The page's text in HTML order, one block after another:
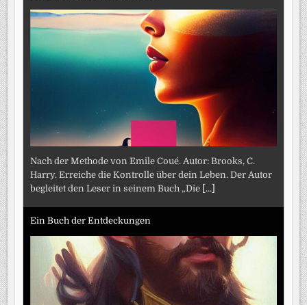
Nach der Methode von Emile Coué. Autor: Brooks, C.
Harry. Erreiche die Kontrolle über dein Leben. Der Autor
begleitet den Leser in seinem Buch „Die [...]
Ein Buch der Entdeckungen